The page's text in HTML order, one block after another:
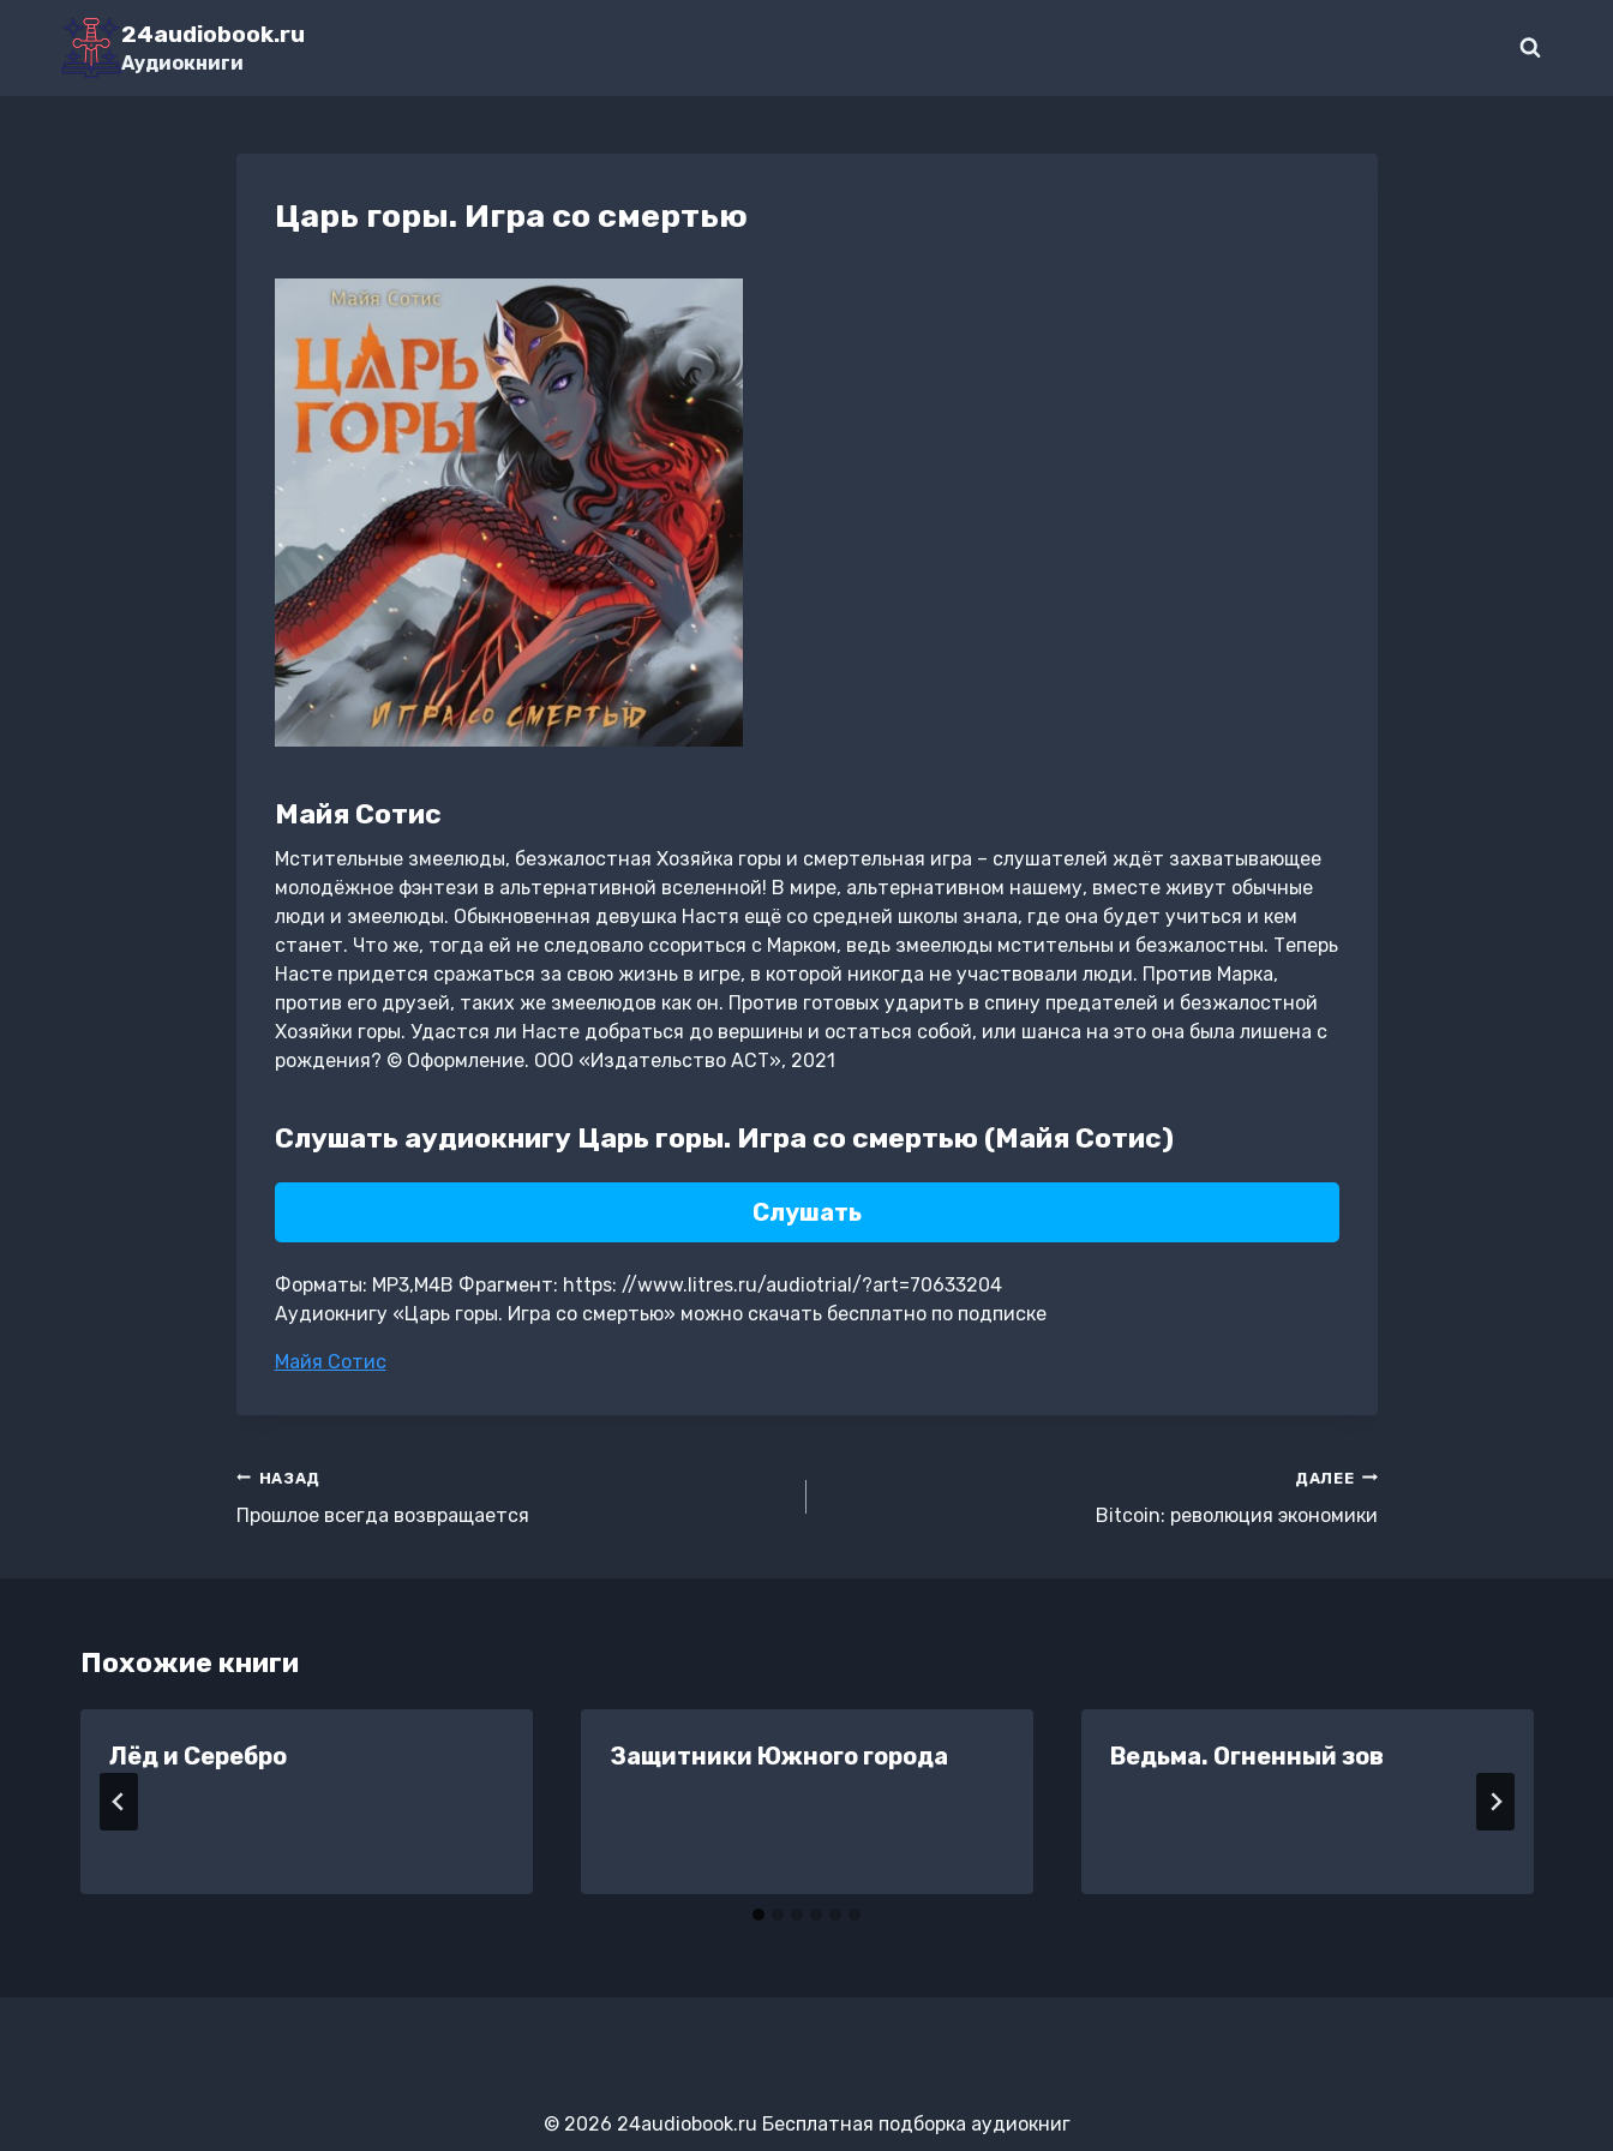
Перейти
содержимому
24audiobook.ru
Аудиокниги
Царь горы. Игра со смертью
Майя Сотис
Мстительные змеелюды, безжалостная Хозяйка горы и смертельная игра – слушателей ждёт захватывающее
молодёжное фэнтези в альтернативной вселенной! В мире, альтернативном нашему, вместе живут обычные
люди и змеелюды. Обыкновенная девушка Настя ещё со средней школы знала, где она будет учиться и кем
станет. Что же, тогда ей не следовало ссориться с Марком, ведь змеелюды мстительны и безжалостны. Теперь
Насте придется сражаться за свою жизнь в игре, в которой никогда не участвовали люди. Против Марка,
против его друзей, таких же змеелюдов как он. Против готовых ударить в спину предателей и безжалостной
Хозяйки горы. Удастся ли Насте добраться до вершины и остаться собой, или шанса на это она была лишена с
рождения? © Оформление. ООО «Издательство АСТ», 2021
Слушать аудиокнигу Царь горы. Игра со смертью (Майя Сотис)
Слушать
Форматы: MP3,M4B Фрагмент: https: //www.litres.ru/audiotrial/?art=70633204
Аудиокнигу «Царь горы. Игра со смертью» можно скачать бесплатно по подписке
Метки
Майя Сотис
Навигация
по
НАЗАД
Прошлое всегда возвращается
ДАЛЕЕ
Bitcoin: революция экономики
Похожие книги
Лёд и Серебро Защитники Южного города Ведьма. Огненный зов
© 2026 24audiobook.ru Бесплатная подборка аудиокниг